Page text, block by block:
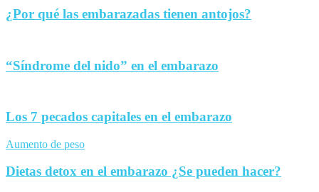
¿Por qué las embarazadas tienen antojos?
“Síndrome del nido” en el embarazo
Los 7 pecados capitales en el embarazo
Aumento de peso
Dietas detox en el embarazo ¿Se pueden hacer?